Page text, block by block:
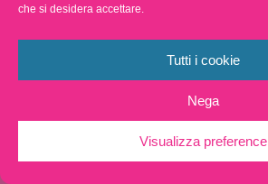
che si desidera accettare.
Tutti i cookie
Nega
Visualizza preference
Lucca – ITALIA
products you
support
forest supply
Privacy Policy